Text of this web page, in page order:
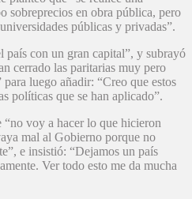
sobreprecios en obra pública, pero
públicas y privadas”.
país con un gran capital”, y subrayó
cerrado las paritarias muy pero
luego añadir: “Creo que estos
políticas que se han aplicado”.
voy a hacer lo que hicieron
mal al Gobierno porque no
e insistió: “Dejamos un país
Ver todo esto me da mucha